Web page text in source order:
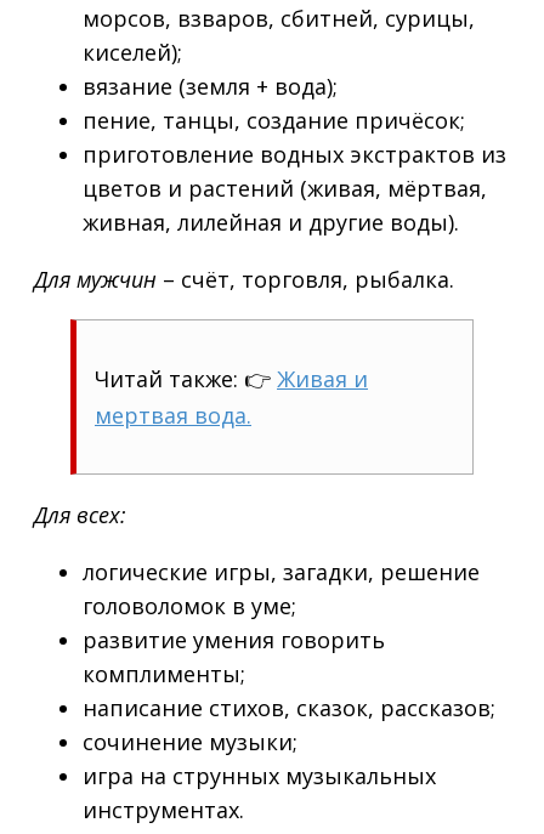
морсов, взваров, сбитней, сурицы,
киселей);
вязание (земля + вода);
пение, танцы, создание причёсок;
приготовление водных экстрактов из
цветов и растений (живая, мёртвая,
живная, лилейная и другие воды).
Для мужчин – счёт, торговля, рыбалка.
Читай также: 👉 Живая и
мертвая вода.
Для всех:
логические игры, загадки, решение
головоломок в уме;
развитие умения говорить
комплименты;
написание стихов, сказок, рассказов;
сочинение музыки;
игра на струнных музыкальных
инструментах.